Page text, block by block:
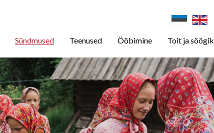
Sündmused Teenused Ööbimine Toit ja